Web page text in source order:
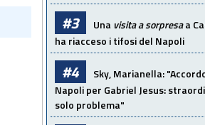
#3 Una visita a sorpresaa
ha riacceso i tifosi del Napoli
#4
Sky, Marianella:
Napoli per Gabriel Jesus:
solo problema"